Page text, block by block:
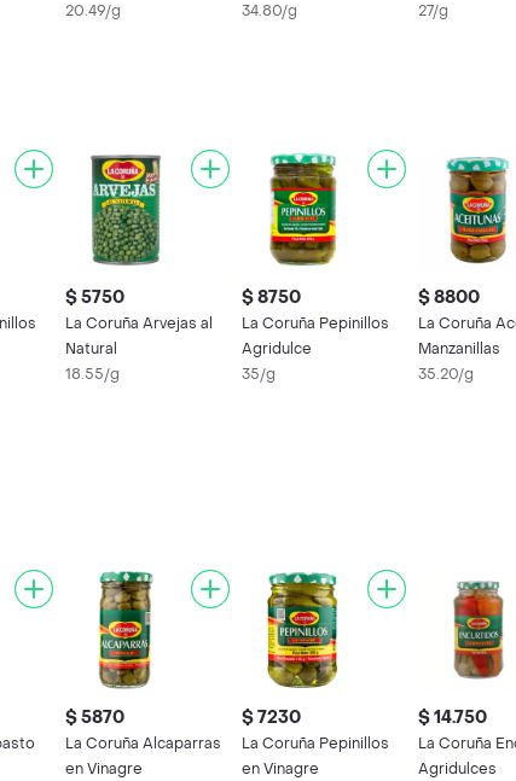
20.49/g
34.80/g
27/g
$ 5750
La Coruña Arvejas al
Natural
18.55/g
$ 8750
La Coruña Pepinillos
Agridulce
35/g
$ 8800
La Coruña
Manzanillas
35.20/g
$ 5870
La Coruña Alcaparras
en Vinagre
$ 7230
La Coruña Pepinillos
en Vinagre
$ 14.750
La Coruña
Agridulces